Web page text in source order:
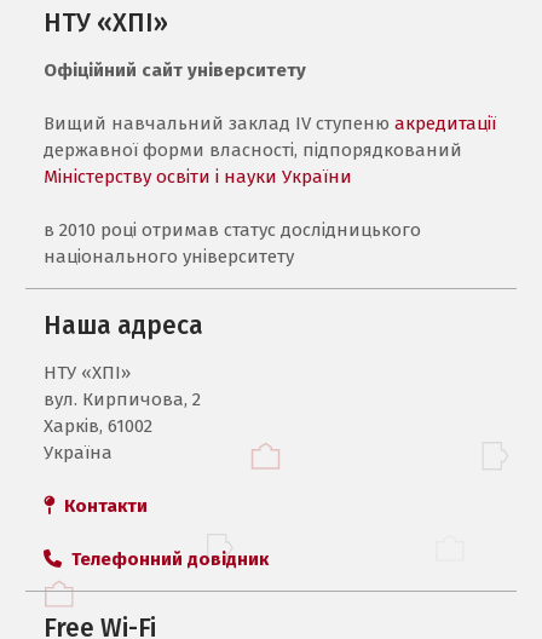
НТУ «ХПІ»
Офіційний сайт університету
Вищий навчальний заклад IV ступенюакредитації
державної форми власності, підпорядкований
Міністерству освіти і науки України
в 2010 році отримав статус дослідницького
національного університету
Наша адреса
НТУ «ХПI»
вул. Кирпичова, 2
Харків, 61002
Україна
Контакти
Телефонний довідник
Free Wi-Fi